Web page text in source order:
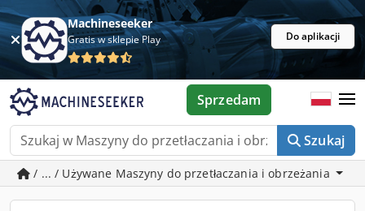
Machineseeker
Gratis w sklepie Play Do aplikacji
Szukaj
Sprzedam
/ ... / Używane Maszyny do przetłaczania i obrzeżania